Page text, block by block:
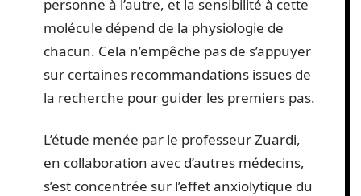
personne à l’autre, et la sensibilité à cette
molécule dépend de la physiologie de
chacun. Cela n’empêche pas de s’appuyer
sur certaines recommandations issues de
la recherche pour guider les premiers pas.
L’étude menée par le professeur Zuardi,
en collaboration avec d’autres médecins,
s’est concentrée sur l’effet anxiolytique du